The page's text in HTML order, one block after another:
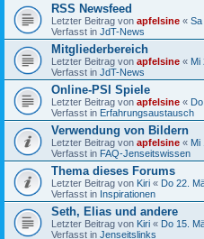
RSS Newsfeed
Letzter Beitrag von apfelsine «
Verfasst in JdT-News
Mitgliederbereich
Letzter Beitrag von apfelsine « Mi
Verfasst in JdT-News
Online-PSI Spiele
Letzter Beitrag von apfelsine «
Verfasst in Erfahrungsaustausch
Verwendung von Bildern
Letzter Beitrag von apfelsine « Mi
Verfasst in FAQ-Jenseitswissen
Thema dieses Forums
Letzter Beitrag von Kiri « Do 22.
Verfasst in Inspirationen
Seth, Elias und andere
Letzter Beitrag von Kiri « Do 15.
Verfasst in Jenseitslinks